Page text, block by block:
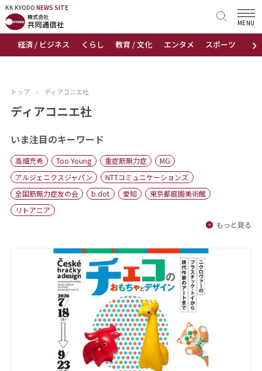
KK KYODO NEWS SITE
›
経済 / ビジネス くらし 教育 / 文化 エンタメ スポーツ 地域
MENU
KK KYODONEWS SITE
トップページ
ニュース
おすすめコンテンツ
出版物
会社概要
トップ › ディアコニエ社
ディアコニエ社
いま注目のキーワード
高畑充希 Too Young 重症筋無力症
MG
アルジェニクスジャパン
NTTコミュニケーションズ
全国筋無力症友の会
b.dot 愛知
東京都庭園美術館
リトアニア
もっと見る